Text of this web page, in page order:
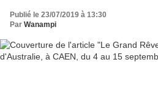
Publié le 23/07/2019 à 13:30
Par Wanampi